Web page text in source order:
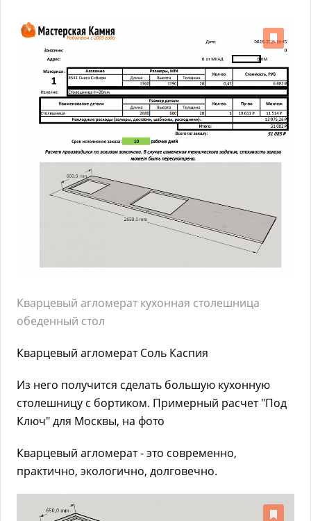
Кварцевый агломерат кухонная столешница
обеденный стол
Кварцевый агломерат Соль Каспия
Из него получится сделать большую кухонную
столешницу с бортиком. Примерный расчет "Под
Ключ" для Москвы, на фото
Кварцевый агломерат - это современно,
практично, экологично, долговечно.